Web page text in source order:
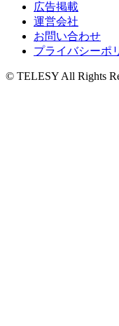
広告掲載
運営会社
お問い合わせ
プライバシーポ
© TELESY All Rights